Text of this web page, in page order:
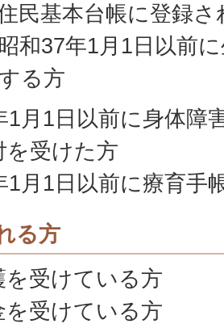
民基本台帳に登録
和37年1月1日以前
る方
1月1日以前に身体障
を受けた方
1月1日以前に療育手
る方
を受けている方
を受けている方